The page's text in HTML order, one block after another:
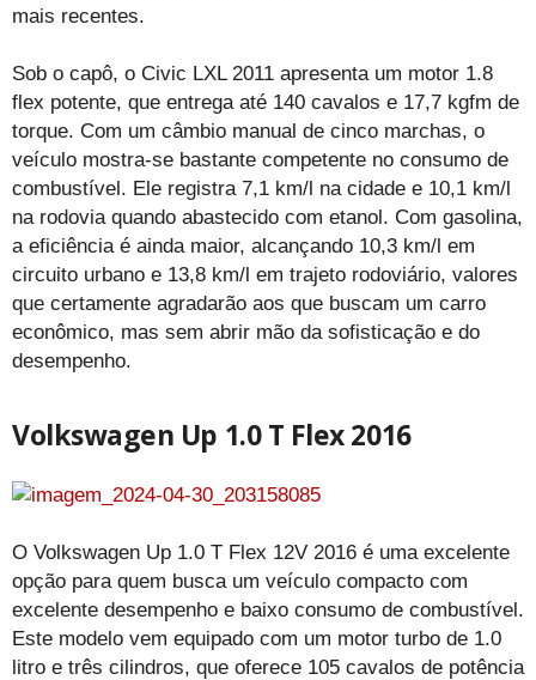
mais recentes.
Sob o capô, o Civic LXL 2011 apresenta um motor 1.8
flex potente, que entrega até 140 cavalos e 17,7 kgfm de
torque. Com um câmbio manual de cinco marchas, o
veículo mostra-se bastante competente no consumo de
combustível. Ele registra 7,1 km/l na cidade e 10,1 km/l
na rodovia quando abastecido com etanol. Com gasolina,
a eficiência é ainda maior, alcançando 10,3 km/l em
circuito urbano e 13,8 km/l em trajeto rodoviário, valores
que certamente agradarão aos que buscam um carro
econômico, mas sem abrir mão da sofisticação e do
desempenho.
Volkswagen Up 1.0 T Flex 2016
O Volkswagen Up 1.0 T Flex 12V 2016 é uma excelente
opção para quem busca um veículo compacto com
excelente desempenho e baixo consumo de combustível.
Este modelo vem equipado com um motor turbo de 1.0
litro e três cilindros, que oferece 105 cavalos de potência